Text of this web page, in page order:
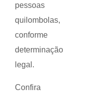
pessoas
quilombolas,
conforme
determinação
legal.
Confira